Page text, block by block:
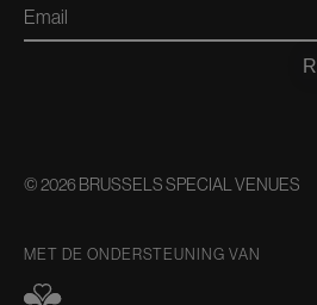
Email
© 2026 BRUSSELS SPECIAL VENUES
MET DE ONDERSTEUNING VAN